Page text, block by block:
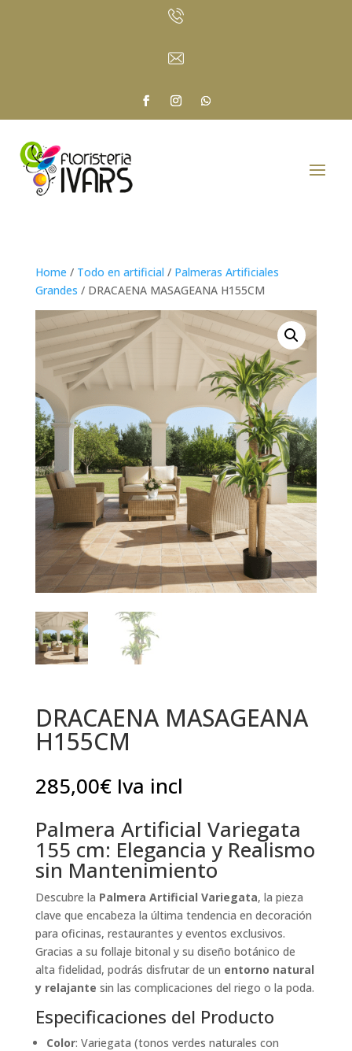
Home / Todo en artificial / Palmeras Artificiales
Grandes / DRACAENA MASAGEANA H155CM
DRACAENA MASAGEANA
H155CM
285,00€ Iva incl
Palmera Artificial Variegata
155 cm: Elegancia y Realismo
sin Mantenimiento
Descubre la Palmera Artificial Variegata, la pieza
clave que encabeza la última tendencia en decoración
para oficinas, restaurantes y eventos exclusivos.
Gracias a su follaje bitonal y su diseño botánico de
alta fidelidad, podrás disfrutar de un entorno natural
y relajante sin las complicaciones del riego o la poda.
Especificaciones del Producto
Color: Variegata (tonos verdes naturales con